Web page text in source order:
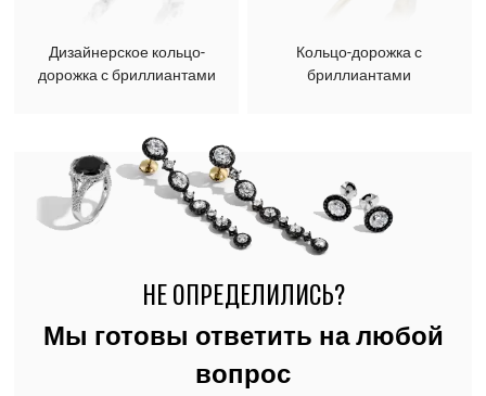
Дизайнерское кольцо-
дорожка с бриллиантами
Кольцо-дорожка с
бриллиантами
НЕ ОПРЕДЕЛИЛИСЬ?
Мы готовы ответить на любой
вопрос